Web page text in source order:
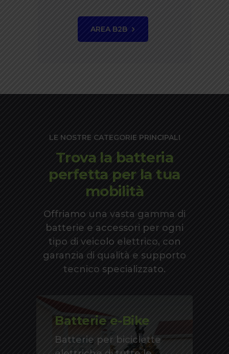
AREA B2B
LE NOSTRE CATEGORIE PRINCIPALI
Trova la batteria
perfetta per la tua
mobilità
Offriamo una vasta gamma di
batterie e accessori per ogni
tipo di veicolo elettrico, con
garanzia di qualità e supporto
tecnico specializzato.
Batterie e-Bike
Batterie per biciclette